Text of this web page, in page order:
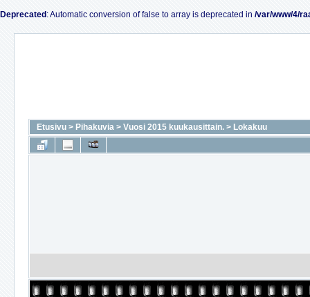
Deprecated : Automatic conversion of false to array is deprecated in /var/www/4/
Etusivu > Pihakuvia > Vuosi 2015 kuukausittain. > Lokakuu